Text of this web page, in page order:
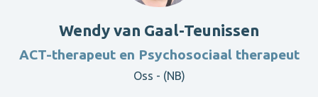
Wendy van Gaal-Teunissen
ACT-therapeut en Psychosociaal therapeut
Oss - (NB)